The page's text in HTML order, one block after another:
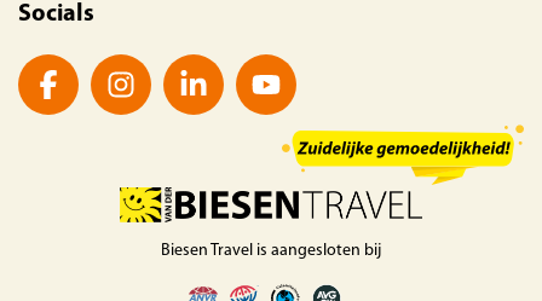
Socials
Biesen Travel is aangesloten bij